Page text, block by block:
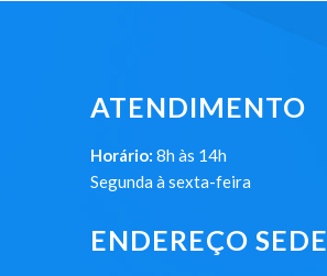
ATENDIMENTO
Horário: 8h às 14h
Segunda à sexta-feira
ENDEREÇO SEDE